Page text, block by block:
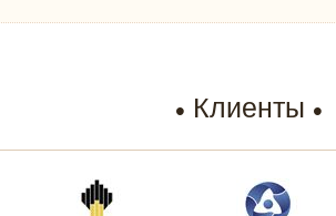
Клиенты